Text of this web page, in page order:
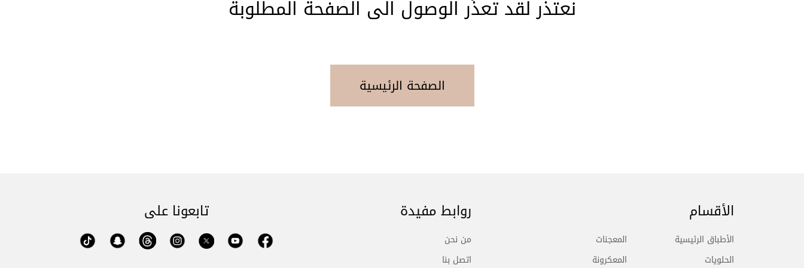
نعتذر لقد تعذّر الوصول الى الصفحة المطلوبة
الصفحة الرئيسية
الأقسام
الأطباق الرئيسية
الحلويات
المعجنات
المعكرونة
روابط مفيدة
من نحن
اتصل بنا
تابعونا على